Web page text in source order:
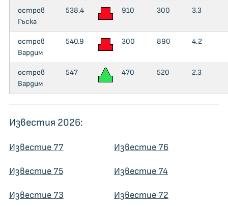
остров
Гъска
538.4 910 300 3.3
остров
Вардим
540.9 300 890 4.2
остров
Вардим
547 470 520 2.3
Известия 2026:
Известие 77 Известие 76
Известие 75 Известие 74
Известие 73 Известие 72